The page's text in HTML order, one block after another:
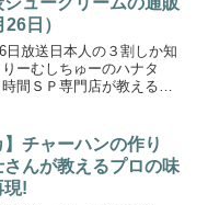
日）
日放送日本人の３割しか知
ーむしちゅーのハナタ
間ＳＰ専門店が教える
、紀州備長炭専門店「セレ
さんで...
】チャーハンの作り
んが教えるプロの味
現!